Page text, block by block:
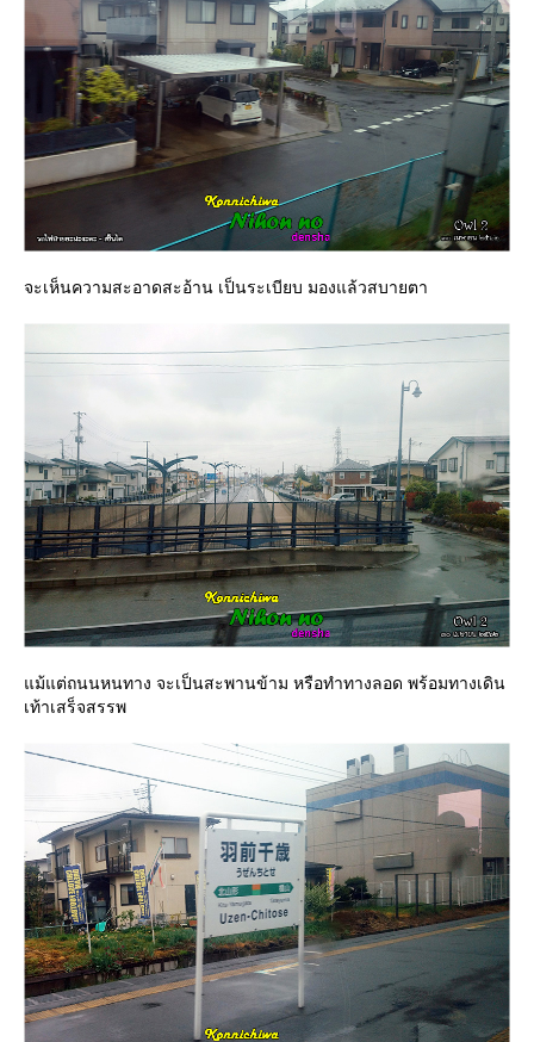
จะเห็นความสะอาดสะอ้าน เป็นระเบียบ มองแล้วสบายตา
ม้แต่ถนนหนทาง จะเป็นสะพานข้าม หรือทำทางลอด พร้อมทางเดิน
เท้าเสร็จสรรพ